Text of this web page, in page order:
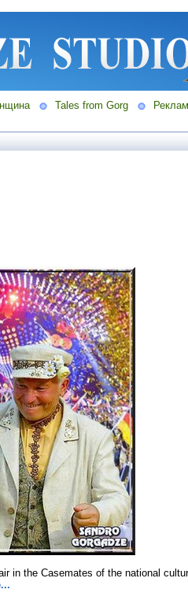
Tales from Gorg
in the Casemates of the national